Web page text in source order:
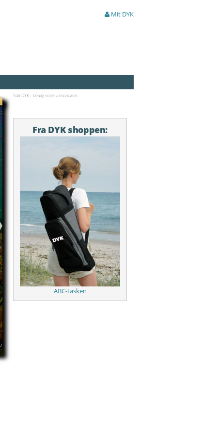
Mit DYK
2
Støt DYK – besøg vores annoncører:
Fra DYK shoppen:
ABC-tasken